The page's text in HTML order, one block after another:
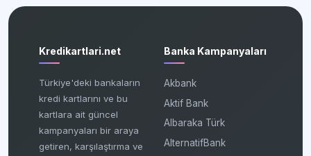
Kredikartlari.net
Türkiye'deki bankaların
kredi kartlarını ve bu
kartlara ait güncel
kampanyaları bir araya
getiren, karşılaştırma ve
Banka Kampanyaları
Akbank
Aktif Bank
Albaraka Türk
AlternatifBank